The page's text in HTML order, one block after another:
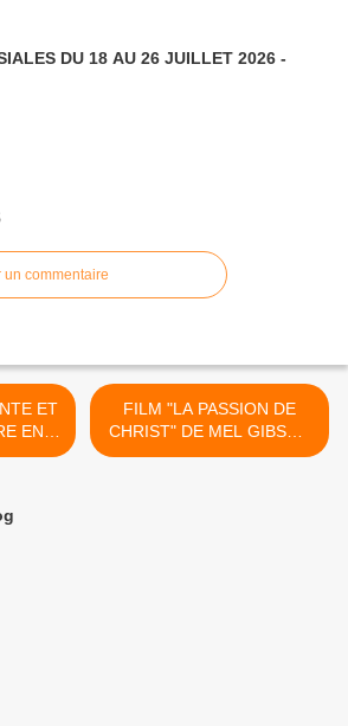
DU 18 AU 26 JUILLET 2026 -
un commentaire
EN
RADIO
FILM "LA PASSION DE
CHRIST" DE MEL GIBSON
>